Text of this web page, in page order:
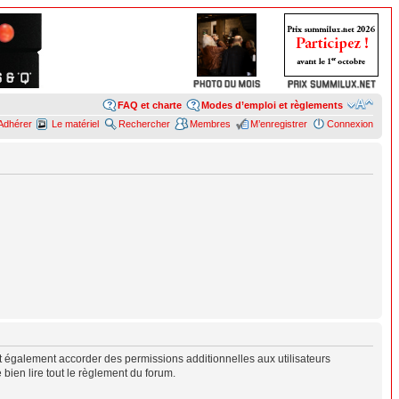
Modes d’emploi et règlements
FAQ et charte
Connexion
M’enregistrer
Membres
Rechercher
Le matériel
accorder des permissions additionnelles aux utilisateurs
lire tout le règlement du forum.